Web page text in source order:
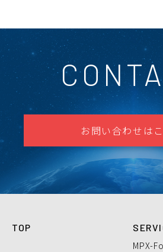
お問い合わせは
TOP
MPX-